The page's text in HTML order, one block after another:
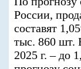
России,
составят
тыс. 860 шт.
2025 г. – до